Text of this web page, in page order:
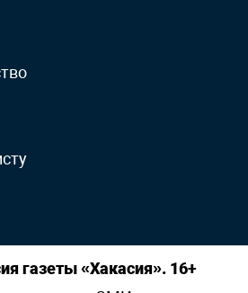
газеты «Хакасия». 16+